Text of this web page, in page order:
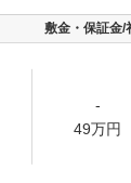
敷金・保証金/
-
49万円